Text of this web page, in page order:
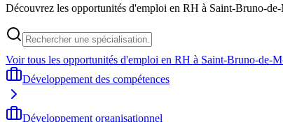
Découvrez les opportunités d'emploi en RH à Saint-Bruno-
Voir tous les opportunités d'emploi en RH à Saint-Bruno-de-
Développement des compétences
Développement organisationnel